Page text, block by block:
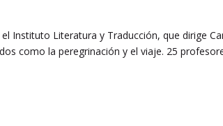
Instituto Literatura y Traducción, que dirige
como la peregrinación y el viaje. 25